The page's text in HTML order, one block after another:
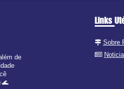
de
Links
Sobre